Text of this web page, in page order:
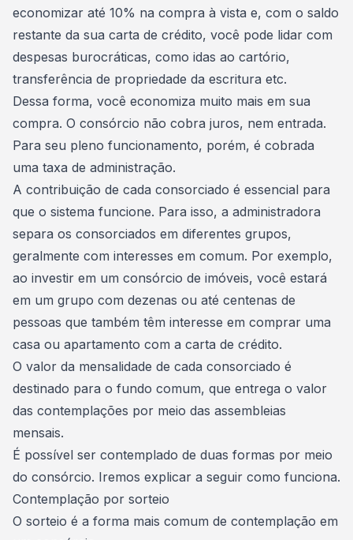
economizar até 10% na compra à vista e, com o saldo
restante da sua carta de crédito, você pode lidar com
despesas burocráticas, como idas ao cartório,
transferência de propriedade da escritura etc.
Dessa forma, você economiza muito mais em sua
compra. O consórcio não cobra juros, nem entrada.
Para seu pleno funcionamento, porém, é cobrada
uma taxa de administração.
A contribuição de cada consorciado é essencial para
que o sistema funcione. Para isso, a administradora
separa os consorciados em diferentes grupos,
geralmente com interesses em comum. Por exemplo,
ao investir em um consórcio de imóveis, você estará
em um grupo com dezenas ou até centenas de
pessoas que também têm interesse em comprar uma
casa ou apartamento com a carta de crédito.
O valor da mensalidade de cada consorciado é
destinado para o fundo comum, que entrega o valor
das contemplações por meio das assembleias
mensais.
É possível ser contemplado de duas formas por meio
do consórcio. Iremos explicar a seguir como funciona.
Contemplação por sorteio
O sorteio é a forma mais comum de contemplação em